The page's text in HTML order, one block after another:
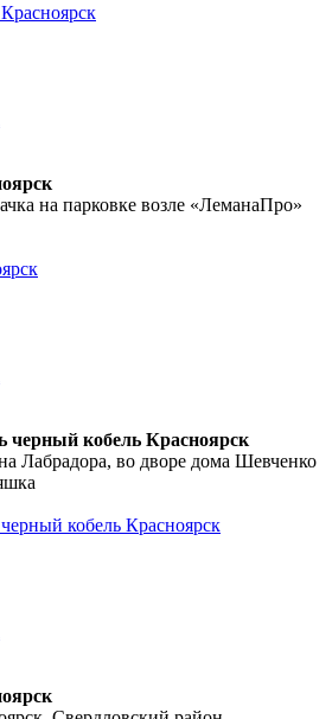
на парковке возле «ЛеманаПро»
черный кобель Красноярск
Лабрадора, во дворе дома Шевченко
кобель Красноярск